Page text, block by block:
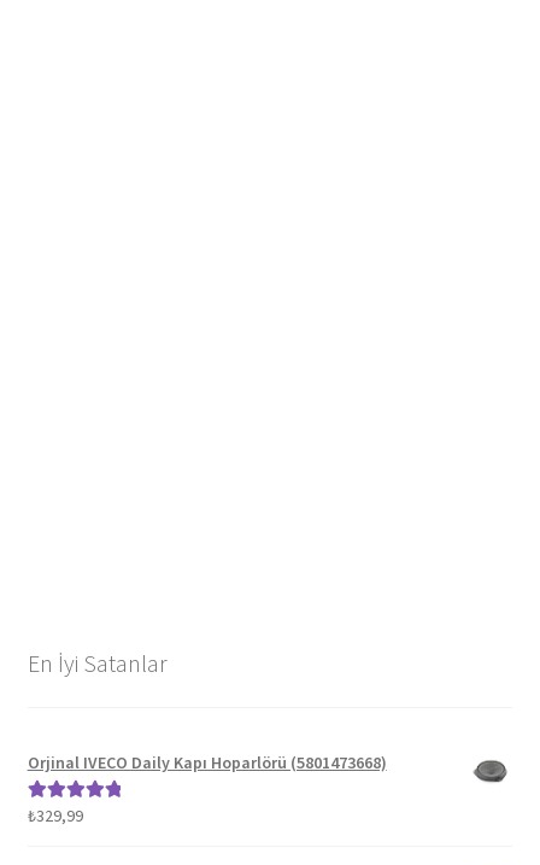
En İyi Satanlar
Orjinal IVECO Daily Kapı Hoparlörü (5801473668)
5 üzerinden
₺329,99